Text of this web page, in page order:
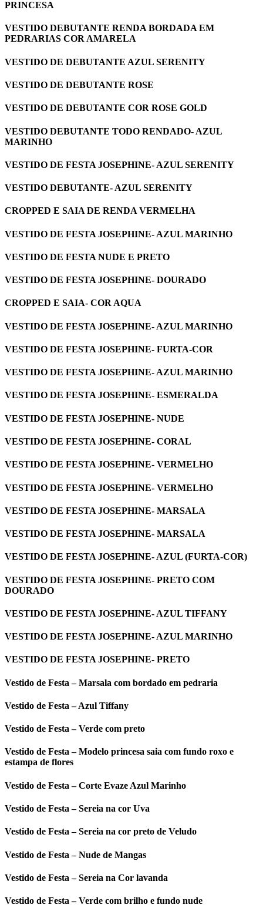
PRINCESA
VESTIDO DEBUTANTE RENDA BORDADA EM
PEDRARIAS COR AMARELA
VESTIDO DE DEBUTANTE AZUL SERENITY
VESTIDO DE DEBUTANTE ROSE
VESTIDO DE DEBUTANTE COR ROSE GOLD
VESTIDO DEBUTANTE TODO RENDADO- AZUL
MARINHO
VESTIDO DE FESTA JOSEPHINE- AZUL SERENITY
VESTIDO DEBUTANTE- AZUL SERENITY
CROPPED E SAIA DE RENDA VERMELHA
VESTIDO DE FESTA JOSEPHINE- AZUL MARINHO
VESTIDO DE FESTA NUDE E PRETO
VESTIDO DE FESTA JOSEPHINE- DOURADO
CROPPED E SAIA- COR AQUA
VESTIDO DE FESTA JOSEPHINE- AZUL MARINHO
VESTIDO DE FESTA JOSEPHINE- FURTA-COR
VESTIDO DE FESTA JOSEPHINE- AZUL MARINHO
VESTIDO DE FESTA JOSEPHINE- ESMERALDA
VESTIDO DE FESTA JOSEPHINE- NUDE
VESTIDO DE FESTA JOSEPHINE- CORAL
VESTIDO DE FESTA JOSEPHINE- VERMELHO
VESTIDO DE FESTA JOSEPHINE- VERMELHO
VESTIDO DE FESTA JOSEPHINE- MARSALA
VESTIDO DE FESTA JOSEPHINE- MARSALA
VESTIDO DE FESTA JOSEPHINE- AZUL (FURTA-COR)
VESTIDO DE FESTA JOSEPHINE- PRETO COM
DOURADO
VESTIDO DE FESTA JOSEPHINE- AZUL TIFFANY
VESTIDO DE FESTA JOSEPHINE- AZUL MARINHO
VESTIDO DE FESTA JOSEPHINE- PRETO
Vestido de Festa – Marsala com bordado em pedraria
Vestido de Festa – Azul Tiffany
Vestido de Festa – Verde com preto
Vestido de Festa – Modelo princesa saia com fundo roxo e
estampa de flores
Vestido de Festa – Corte Evaze Azul Marinho
Vestido de Festa – Sereia na cor Uva
Vestido de Festa – Sereia na cor preto de Veludo
Vestido de Festa – Nude de Mangas
Vestido de Festa – Sereia na Cor lavanda
Vestido de Festa – Verde com brilho e fundo nude